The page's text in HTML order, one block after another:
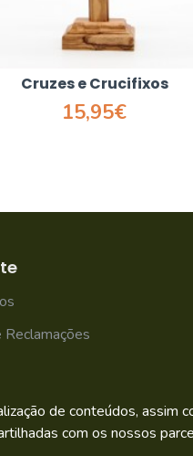
Cruzes e Crucifixos
15,95€
Reclamações
de conteúdos, assim
com os nossos